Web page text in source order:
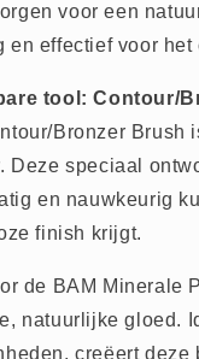
voor een
en effectief voor
tool: Contour/
Bronzer Brush
Deze speciaal
en nauwkeurig
finish krijgt.
de BAM Minerale
natuurlijke gloed.
creëert